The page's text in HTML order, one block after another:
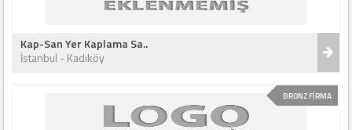
Kap-San Yer Kaplama Sa..
İstanbul - Kadıköy
BRONZ FİRMA